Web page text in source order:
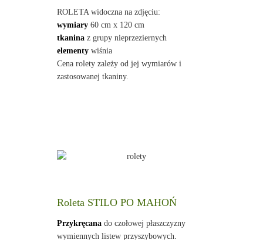
ROLETA widoczna na zdjęciu:
wymiary60 cm x 120 cm
tkaninaz grupy nieprzeziernych
elementywiśnia
Cena rolety zależy od jej wymiarów i
zastosowanej tkaniny.
Roleta STILO PO MAHOŃ
Przykręcanado czołowej płaszczyzny
wymiennych listew przyszybowych.